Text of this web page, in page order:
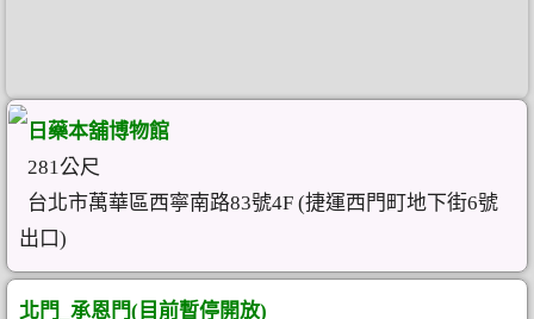
日藥本舖博物館
281公尺
台北市萬華區西寧南路83號4F (捷運西門町地下街6號
出口)
北門_承恩門(目前暫停開放)